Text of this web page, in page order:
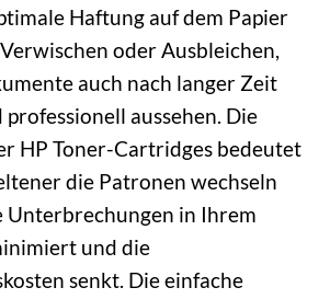
Haftung auf dem Papier
oder Ausbleichen,
auch nach langer Zeit
aussehen. Die
HP Toner-Cartridges bedeutet
die Patronen wechseln
Unterbrechungen in Ihrem
und die
senkt. Die einfache